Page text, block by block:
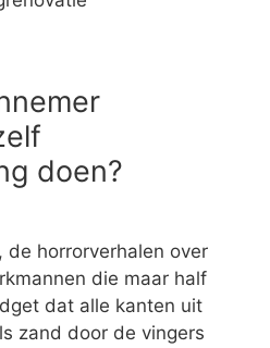
doen?
de horrorverhalen over
die maar half
dat alle kanten uit
zand door de vingers